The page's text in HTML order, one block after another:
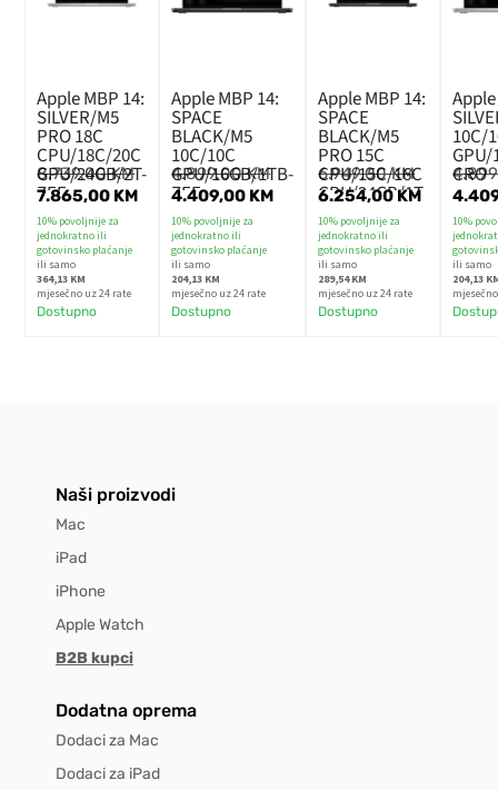
Apple MBP 14:
SILVER/M5
PRO 18C
CPU/18C/20C
GPU/24GB/2T-
ZEE
8.739,00KM
7.865,00 KM
10% povoljnije za
jednokratno ili
gotovinsko plaćanje
ili samo
364,13 KM
mjesečno uz 24 rate
Dostupno
Apple MBP 14:
SPACE
BLACK/M5
10C/10C
GPU/16GB/1TB-
ZEE
4.899,00KM
4.409,00 KM
10% povoljnije za
jednokratno ili
gotovinsko plaćanje
ili samo
204,13 KM
mjesečno uz 24 rate
Dostupno
Apple MBP 14:
SPACE
BLACK/M5
PRO 15C
CPU/15C/16C
GPU/24GB/1T-
ZEE
6.949,00KM
6.254,00KM
10% povoljnije za
jednokratno ili
gotovinsko plaćanje
ili samo
289,54 KM
mjesečno uz 24 rate
Dostupno
10C/
CRO
10%
ili samo
204,13
Naši proizvodi
Mac
iPad
iPhone
Apple Watch
B2B kupci
Dodatna oprema
Dodaci za Mac
Dodaci za iPad